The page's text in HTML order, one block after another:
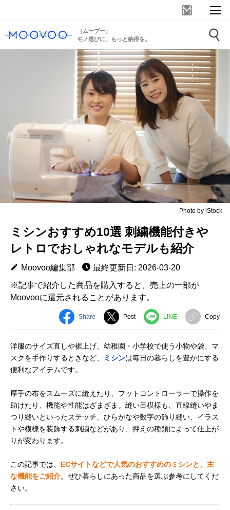
［ムーブー］
モノ選びに、もっと納得を。
Photo by iStock
ミシンおすすめ10選 刺繍機能付きや
レトロでおしゃれなモデルも紹介
Moovoo編集部
最終更新日: 2026-03-20
※記事で紹介した商品を購入すると、売上の一部が
Moovooに還元されることがあります。
Share Post LINE Copy
洋服のサイズ直しや裾上げ、幼稚園・小学校で使う小物や袋、マ
スクを手作りするときなど、
ミシンは毎日の暮らしを豊かにする
便利なアイテムです。
厚手の布をスムーズに縫えたり、フットコントローラーで操作を
助けたり、機能や性能はざまざま。縫い目模様も、直線縫いやま
つり縫いといったステッチ、ひらがなや数字の飾り縫い、イラス
トや模様を装飾する刺繍などがあり、押えの種類によって仕上が
りが変わります。
この記事では、 ECサイトなどで人気のおすすめのミシンと、主
な機能をご紹介。ぜひ暮らしにあった商品を選ぶ参考にしてくだ
さい。